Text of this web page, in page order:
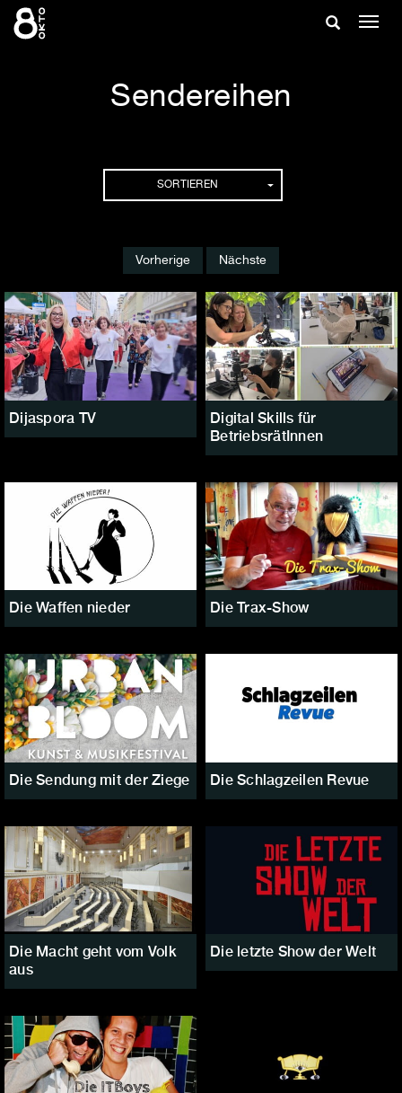
Zum
Inhalt
Suche
Sendereihen
SendereihenSORTIEREN
Vorherige Nächste
Dijaspora TV
Digital Skills für
BetriebsrätInnen
Die Waffen nieder Die Trax-Show
Die Sendung mit der Ziege Die Schlagzeilen Revue
Die Macht geht vom Volk
aus
Die letzte Show der Welt